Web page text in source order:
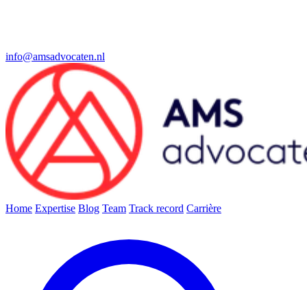
info@amsadvocaten.nl
Home Expertise Blog Team Track record Carrière